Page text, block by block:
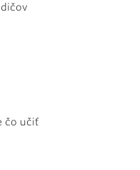
čo učiť